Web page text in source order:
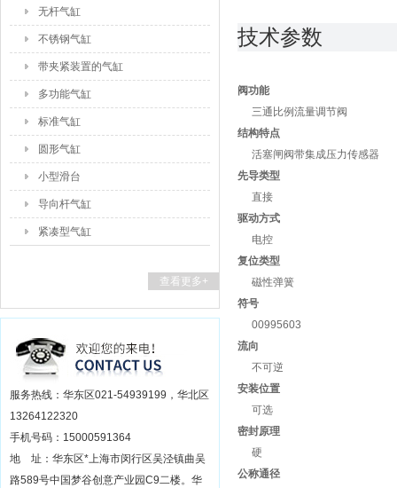
无杆气缸
不锈钢气缸
带夹紧装置的气缸
多功能气缸
标准气缸
圆形气缸
小型滑台
导向杆气缸
紧凑型气缸
查看更多+
服务热线：华东区021-54939199，华北区
13264122320
手机号码：15000591364
地 址：华东区*上海市闵行区吴泾镇曲吴
路589号中国梦谷创意产业园C9二楼。华
技术参数
阀功能
三通比例流量调节阀
结构特点
活塞闸阀带集成压力传感器
先导类型
直接
驱动方式
电控
复位类型
磁性弹簧
符号
00995603
流向
不可逆
安装位置
可选
密封原理
硬
公称通径